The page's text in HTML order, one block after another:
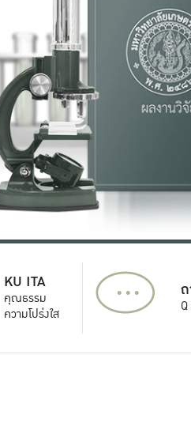
KU ITA
คุณธรรม
ความโปร่งใส
...